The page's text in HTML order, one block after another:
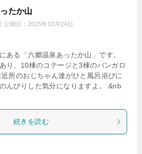
たか山
公開日： 2015年10月24日
ある「六郷温泉あったか山」です。
り、10棟のコテージと3棟のバンガロ
所のおじちゃん達がひと風呂浴びに
んびりした気分になりますよ。 &nb
続きを読む